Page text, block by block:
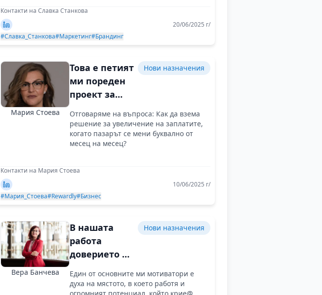
Контакти на Славка Станкова
20/06/2025 г/
#Славка_Станкова#Маркетинг#Брандинг
Мария Стоева
Това е петият
ми пореден
проект за
година
Нови назначения
Отговаряме на въпроса: Как да взема
решение за увеличение на заплатите,
когато пазарът се мени буквално от
месец на месец?
Контакти на Мария Стоева
10/06/2025 г/
#Мария_Стоева#Rewardly#Бизнес
Вера Банчева
В нашата
работа
доверието е
Нови назначения
Един от основните ми мотиватори е
духа на мястото, в което работя и